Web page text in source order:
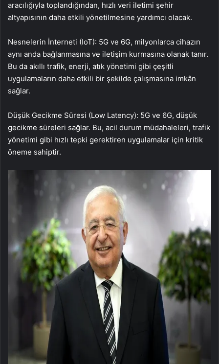
aracılığıyla toplandığından, hızlı veri iletimi şehir
altyapısının daha etkili yönetilmesine yardımcı olacak.
Nesnelerin İnterneti (IoT): 5G ve 6G, milyonlarca cihazın
aynı anda bağlanmasına ve iletişim kurmasına olanak tanır.
Bu da akıllı trafik, enerji, atık yönetimi gibi çeşitli
uygulamaların daha etkili bir şekilde çalışmasına imkân
sağlar.
Düşük Gecikme Süresi (Low Latency): 5G ve 6G, düşük
gecikme süreleri sağlar. Bu, acil durum müdahaleleri, trafik
yönetimi gibi hızlı tepki gerektiren uygulamalar için kritik
öneme sahiptir.